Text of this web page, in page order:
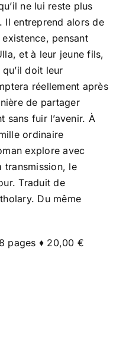
ne lui reste plus
Il entreprend alors de
pensant
et à leur jeune fils,
doit leur
réellement après
de partager
sans fuir l’avenir. À
ordinaire
explore avec
transmission, le
Traduit de
Du même
pages ♦ 20,00 €